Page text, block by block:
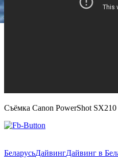
Съёмка Canon PowerShot SX210
БеларусьДайвингДайвинг в